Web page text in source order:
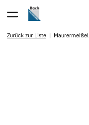
Zurück zur Liste Maurermeißel